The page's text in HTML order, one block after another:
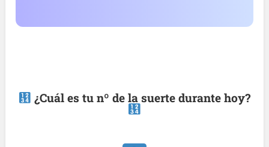
¿Cuál es tu nº de la suerte durante hoy?